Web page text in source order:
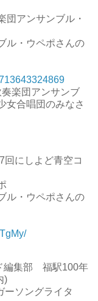
団アンサンブル・
ル・ウペポさんの
奏楽団アンサンブ
女合唱団のみなさ
にしよど青空コ
ル・ウペポさんの
編集部 福駅100年
)
ーソングライタ